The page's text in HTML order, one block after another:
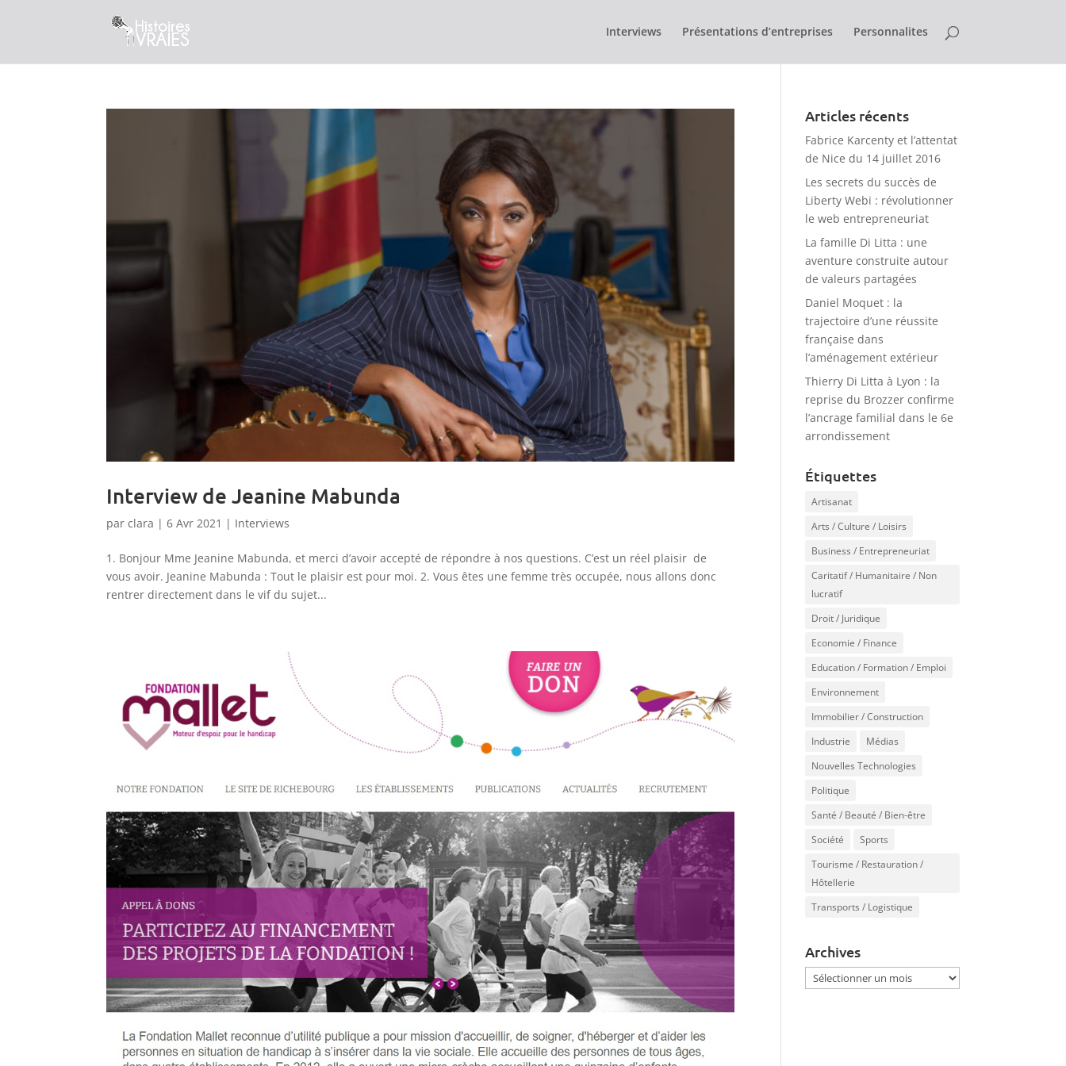
Interviews Présentations d’entreprises Personnalites
Interview de Jeanine Mabunda
parclara |6 Avr 2021 | Interviews
1. Bonjour Mme Jeanine Mabunda, et merci d’avoir accepté de répondre à nos questions. C’est un réel plaisir de
vous avoir. Jeanine Mabunda : Tout le plaisir est pour moi. 2. Vous êtes une femme très occupée, nous allons donc
rentrer directement dans le vif du sujet...
Articles récents
Fabrice Karcenty et l’attentat
de Nice du 14 juillet 2016
Les secrets du succès de
Liberty Webi : révolutionner
le web entrepreneuriat
La famille Di Litta : une
aventure construite autour
de valeurs partagées
Daniel Moquet : la
trajectoire d’une réussite
française dans
l’aménagement extérieur
Thierry Di Litta à Lyon : la
reprise du Brozzer confirme
l’ancrage familial dans le 6e
arrondissement
Étiquettes
Artisanat
Arts / Culture / Loisirs
Business / Entrepreneuriat
Caritatif / Humanitaire / Non
lucratif
Droit / Juridique
Economie / Finance
Education / Formation / Emploi
Environnement
Immobilier / Construction
Industrie
Médias
Nouvelles Technologies
Politique
Santé / Beauté / Bien-être
Société
Sports
Tourisme / Restauration /
Hôtellerie
Transports / Logistique
Archives
Archives